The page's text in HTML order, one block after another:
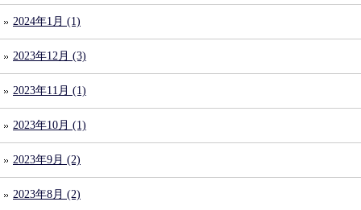
2024年1月 (1)
2023年12月 (3)
2023年11月 (1)
2023年10月 (1)
2023年9月 (2)
2023年8月 (2)